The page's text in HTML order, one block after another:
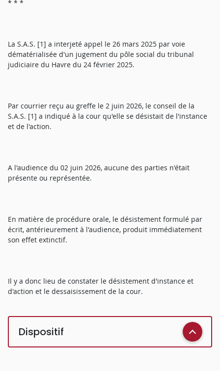
* * *
La S.A.S. [1] a interjeté appel le 26 mars 2025 par voie
dématérialisée d'un jugement du pôle social du tribunal
judiciaire du Havre du 24 février 2025.
Par courrier reçu au greffe le 2 juin 2026, le conseil de la
S.A.S. [1] a indiqué à la cour qu'elle se désistait de l'instance
et de l'action.
A l'audience du 02 juin 2026, aucune des parties n'était
présente ou représentée.
En matière de procédure orale, le désistement formulé par
écrit, antérieurement à l'audience, produit immédiatement
son effet extinctif.
Il y a donc lieu de constater le désistement d'instance et
d'action et le dessaisissement de la cour.
Dispositif